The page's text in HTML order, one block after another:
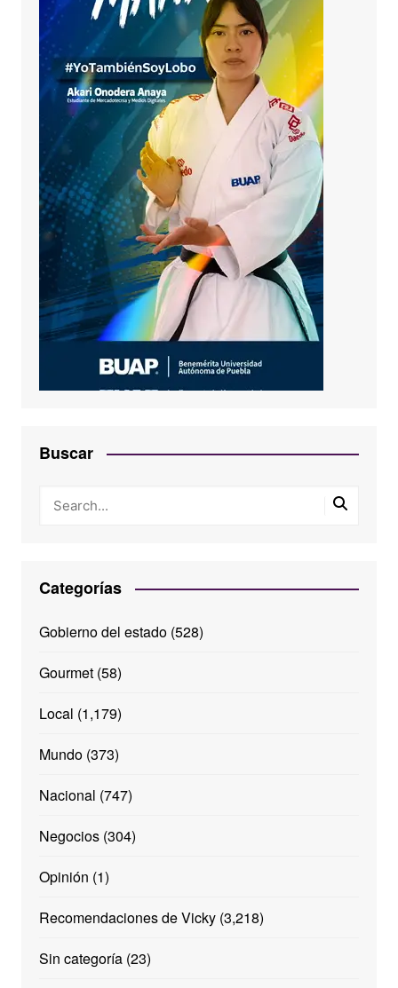
Buscar
Categorías
Gobierno del estado(528)
Gourmet(58)
Local (1,179)
Mundo(373)
Nacional (747)
Negocios(304)
Opinión (1)
Recomendaciones de Vicky(3,218)
Sin categoría(23)